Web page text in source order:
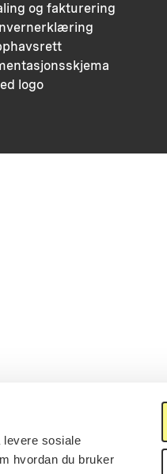
levere sosiale
hvordan du bruker
og fakturering
logo